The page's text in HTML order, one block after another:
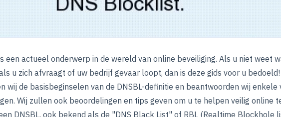
een actueel onderwerp in de wereld van online beveiliging. Als u niet weet
u zich afvraagt of uw bedrijf gevaar loopt, dan is deze gids voor u
wij de basisbeginselen van de DNSBL-definitie en beantwoorden wij enkele
Wij zullen ook beoordelingen en tips geven om u te helpen veilig online
DNSBL, ook bekend als de "DNS Black List" of RBL (Realtime Blockhole